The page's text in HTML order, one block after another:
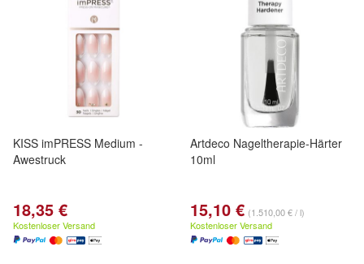
KISS imPRESS Medium -
Awestruck
18,35 €
Kostenloser Versand
Artdeco Nageltherapie-Härter
10ml
15,10 € (1.510,00 € / l)
Kostenloser Versand